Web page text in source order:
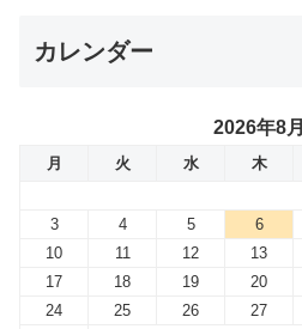
カレンダー
2026年8月
月 火 水 木
3
4 5 6
10
11 12 13
17
18 19 20
24
25 26 27